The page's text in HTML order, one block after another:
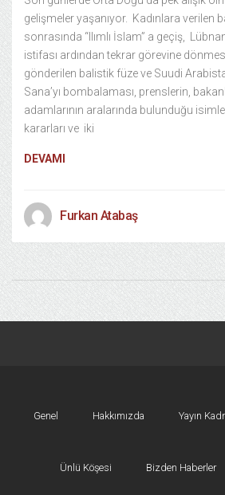
gelişmeler yaşanıyor. Kadınlara verilen
sonrasında “Ilımlı İslam” a geçiş,
istifası ardından tekrar görevine
gönderilen balistik füze ve Suudi
Sana’yı bombalaması, prenslerin,
adamlarının aralarında bulunduğu
kararları ve iki
DEVAMI
Furkan Atabaş
Genel Hakkımızda Yayın
Ünlü Köşesi Bizden Haberler